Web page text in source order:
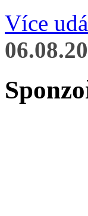
Více